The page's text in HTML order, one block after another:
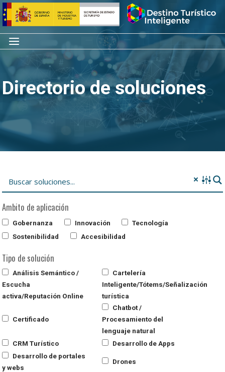
Saltar
al
contenido
Inicio
Menú
Directorio de soluciones
Ambito de aplicación
Gobernanza Innovación
Tecnología
Sostenibilidad
Accesibilidad
Tipo de solución
Análisis Semántico /
Escucha
activa/Reputación Online
Cartelería
Inteligente/Tótems/Señalización
turística
Certificado
Chatbot /
Procesamiento del
lenguaje natural
CRM Turístico
Desarrollo de Apps
Desarrollo de portales
y webs
Drones